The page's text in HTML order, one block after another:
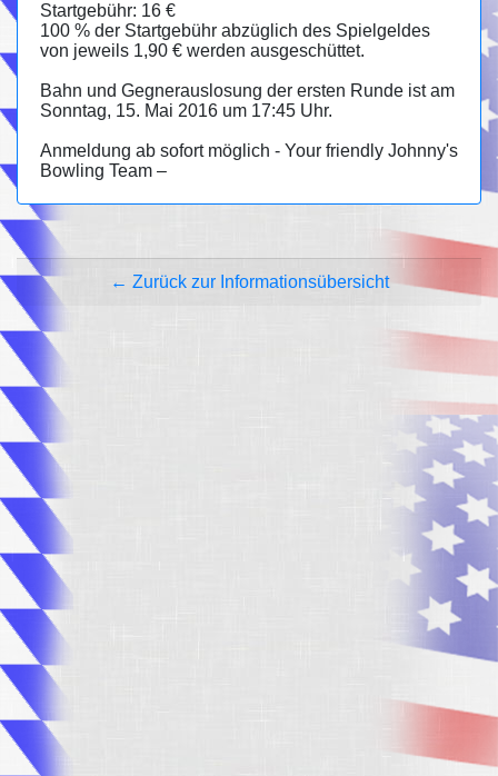
Startgebühr: 16 €
100 % der Startgebühr abzüglich des Spielgeldes
von jeweils 1,90 € werden ausgeschüttet.
Bahn und Gegnerauslosung der ersten Runde ist am
Sonntag, 15. Mai 2016 um 17:45 Uhr.
Anmeldung ab sofort möglich - Your friendly Johnny's
Bowling Team –
← Zurück zur Informationsübersicht